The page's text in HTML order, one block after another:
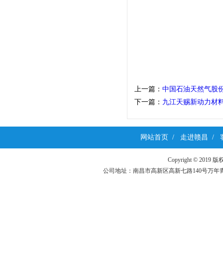
上一篇： 中国石油天然气股
下一篇： 九江天赐新动力材
网站首页 / 走进赣昌 /
Copyright © 2019
公司地址：南昌市高新区高新七路140号万年